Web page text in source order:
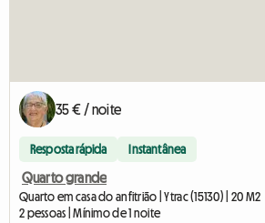
35 € / noite
Resposta rápida Instantânea
Quarto grande
Quarto em casa do anfitrião | Ytrac (15130) | 20 M2
2 pessoas | Mínimo de 1 noite